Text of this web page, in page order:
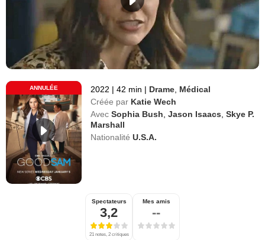
ANNULÉE 2022 | 42 min | Drame Médical
Créée par Katie Wech
Avec Sophia Bush ,Jason Isaacs ,Skye P.
Marshall
Nationalité U.S.A.
Spectateurs
3,2
21 notes, 2 critiques
Mes amis
--